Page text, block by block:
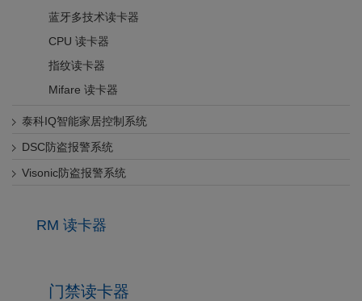
蓝牙多技术读卡器
CPU 读卡器
指纹读卡器
Mifare 读卡器
泰科IQ智能家居控制系统
DSC防盗报警系统
Visonic防盗报警系统
RM 读卡器
门禁读卡器